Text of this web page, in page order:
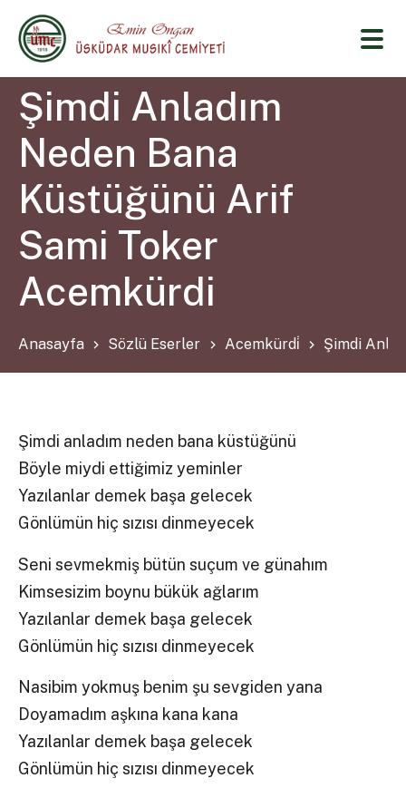
Şimdi Anladım
Neden Bana
Küstüğünü Arif
Sami Toker
Acemkürdi
Anasayfa Sözlü Eserler Acemkürdi̇ Şimdi
Şimdi anladım neden bana küstüğünü
Böyle miydi ettiğimiz yeminler
Yazılanlar demek başa gelecek
Gönlümün hiç sızısı dinmeyecek
Seni sevmekmiş bütün suçum ve günahım
Kimsesizim boynu bükük ağlarım
Yazılanlar demek başa gelecek
Gönlümün hiç sızısı dinmeyecek
Nasibim yokmuş benim şu sevgiden yana
Doyamadım aşkına kana kana
Yazılanlar demek başa gelecek
Gönlümün hiç sızısı dinmeyecek